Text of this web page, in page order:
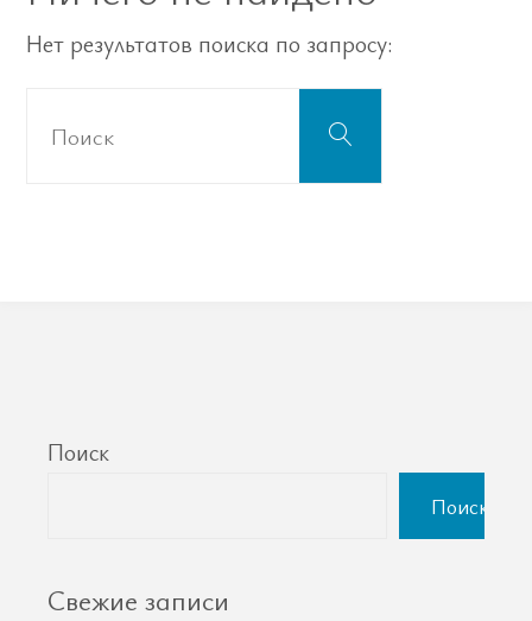
Нет результатов поиска по запросу:
Поиск
Поиск
Поиск
Свежие записи